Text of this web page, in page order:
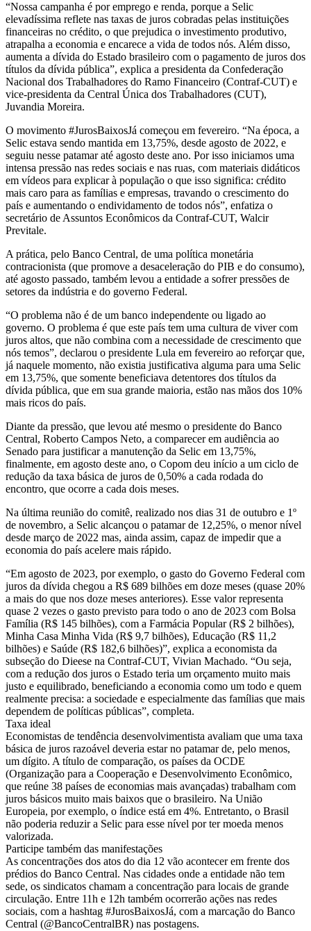
“Nossa campanha é por emprego e renda, porque a Selic
elevadíssima reflete nas taxas de juros cobradas pelas instituições
financeiras no crédito, o que prejudica o investimento produtivo,
atrapalha a economia e encarece a vida de todos nós. Além disso,
aumenta a dívida do Estado brasileiro com o pagamento de juros dos
títulos da dívida pública”, explica a presidenta da Confederação
Nacional dos Trabalhadores do Ramo Financeiro (Contraf-CUT) e
vice-presidenta da Central Única dos Trabalhadores (CUT),
Juvandia Moreira.
O movimento #JurosBaixosJá começou em fevereiro. “Na época, a
Selic estava sendo mantida em 13,75%, desde agosto de 2022, e
seguiu nesse patamar até agosto deste ano. Por isso iniciamos uma
intensa pressão nas redes sociais e nas ruas, com materiais didáticos
em vídeos para explicar à população o que isso significa: crédito
mais caro para as famílias e empresas, travando o crescimento do
país e aumentando o endividamento de todos nós”, enfatiza o
secretário de Assuntos Econômicos da Contraf-CUT, Walcir
Previtale.
A prática, pelo Banco Central, de uma política monetária
contracionista (que promove a desaceleração do PIB e do consumo),
até agosto passado, também levou a entidade a sofrer pressões de
setores da indústria e do governo Federal.
“O problema não é de um banco independente ou ligado ao
governo. O problema é que este país tem uma cultura de viver com
juros altos, que não combina com a necessidade de crescimento que
nós temos”, declarou o presidente Lula em fevereiro ao reforçar que,
já naquele momento, não existia justificativa alguma para uma Selic
em 13,75%, que somente beneficiava detentores dos títulos da
dívida pública, que em sua grande maioria, estão nas mãos dos 10%
mais ricos do país.
Diante da pressão, que levou até mesmo o presidente do Banco
Central, Roberto Campos Neto, a comparecer em audiência ao
Senado para justificar a manutenção da Selic em 13,75%,
finalmente, em agosto deste ano, o Copom deu início a um ciclo de
redução da taxa básica de juros de 0,50% a cada rodada do
encontro, que ocorre a cada dois meses.
Na última reunião do comitê, realizado nos dias 31 de outubro e 1º
de novembro, a Selic alcançou o patamar de 12,25%, o menor nível
desde março de 2022 mas, ainda assim, capaz de impedir que a
economia do país acelere mais rápido.
“Em agosto de 2023, por exemplo, o gasto do Governo Federal com
juros da dívida chegou a R$ 689 bilhões em doze meses (quase 20%
a mais do que nos doze meses anteriores). Esse valor representa
quase 2 vezes o gasto previsto para todo o ano de 2023 com Bolsa
Família (R$ 145 bilhões), com a Farmácia Popular (R$ 2 bilhões),
Minha Casa Minha Vida (R$ 9,7 bilhões), Educação (R$ 11,2
bilhões) e Saúde (R$ 182,6 bilhões)”, explica a economista da
subseção do Dieese na Contraf-CUT, Vivian Machado. “Ou seja,
com a redução dos juros o Estado teria um orçamento muito mais
justo e equilibrado, beneficiando a economia como um todo e quem
realmente precisa: a sociedade e especialmente das famílias que mais
dependem de políticas públicas”, completa.
Taxa ideal
Economistas de tendência desenvolvimentista avaliam que uma taxa
básica de juros razoável deveria estar no patamar de, pelo menos,
um dígito. A título de comparação, os países da OCDE
(Organização para a Cooperação e Desenvolvimento Econômico,
que reúne 38 países de economias mais avançadas) trabalham com
juros básicos muito mais baixos que o brasileiro. Na União
Europeia, por exemplo, o índice está em 4%. Entretanto, o Brasil
não poderia reduzir a Selic para esse nível por ter moeda menos
valorizada.
Participe também das manifestações
As concentrações dos atos do dia 12 vão acontecer em frente dos
prédios do Banco Central. Nas cidades onde a entidade não tem
sede, os sindicatos chamam a concentração para locais de grande
circulação. Entre 11h e 12h também ocorrerão ações nas redes
sociais, com a hashtag #JurosBaixosJá, com a marcação do Banco
Central (@BancoCentralBR) nas postagens.